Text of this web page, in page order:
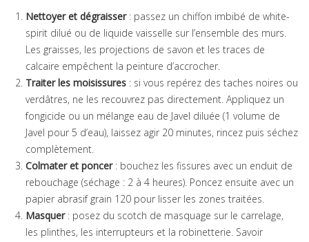
Nettoyer et dégraisser: passez un chiffon imbibé de white-
spirit dilué ou de liquide vaisselle sur l’ensemble des murs.
Les graisses, les projections de savon et les traces de
calcaire empêchent la peinture d’accrocher.
Traiter les moisissures : si vous repérez des taches noires ou
verdâtres, ne les recouvrez pas directement. Appliquez un
fongicide ou un mélange eau de Javel diluée (1 volume de
Javel pour 5 d’eau), laissez agir 20 minutes, rincez puis séchez
complètement.
Colmater et poncer: bouchez les fissures avec un enduit de
rebouchage (séchage : 2 à 4 heures). Poncez ensuite avec un
papier abrasif grain 120 pour lisser les zones traitées.
Masquer: posez du scotch de masquage sur le carrelage,
les plinthes, les interrupteurs et la robinetterie. Savoir